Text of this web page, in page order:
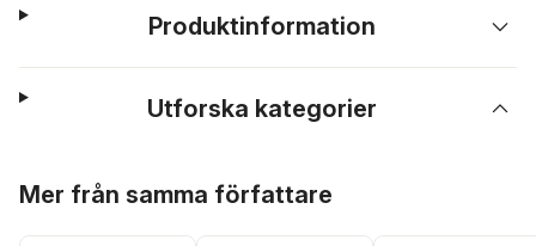
Produktinformation
Utforska kategorier
Mer från samma författare